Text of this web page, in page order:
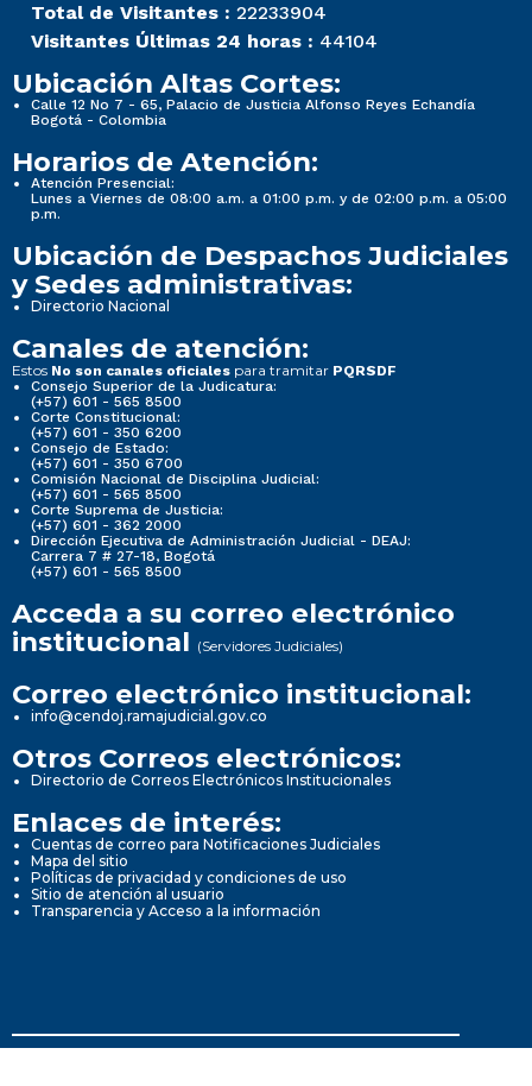
Total de Visitantes : 22233904
Visitantes Últimas 24 horas : 44104
Ubicación Altas Cortes:
Calle 12 No 7 - 65, Palacio de Justicia Alfonso Reyes Echandía
Bogotá - Colombia
Horarios de Atención:
Atención Presencial:
Lunes a Viernes de 08:00 a.m. a 01:00 p.m. y de 02:00 p.m. a 05:00
p.m.
Ubicación de Despachos Judiciales
y Sedes administrativas:
Directorio Nacional
Canales de atención:
Estos No son canales oficiales para tramitar PQRSDF
Consejo Superior de la Judicatura:
(+57) 601 - 565 8500
Corte Constitucional:
(+57) 601 - 350 6200
Consejo de Estado:
(+57) 601 - 350 6700
Comisión Nacional de Disciplina Judicial:
(+57) 601 - 565 8500
Corte Suprema de Justicia:
(+57) 601 - 362 2000
Dirección Ejecutiva de Administración Judicial - DEAJ:
Carrera 7 # 27-18, Bogotá
(+57) 601 - 565 8500
Acceda a su correo electrónico
institucional (Servidores Judiciales)
Correo electrónico institucional:
info@cendoj.ramajudicial.gov.co
Otros Correos electrónicos:
Directorio de Correos Electrónicos Institucionales
Enlaces de interés:
Cuentas de correo para Notificaciones Judiciales
Mapa del sitio
Políticas de privacidad y condiciones de uso
Sitio de atención al usuario
Transparencia y Acceso a la información